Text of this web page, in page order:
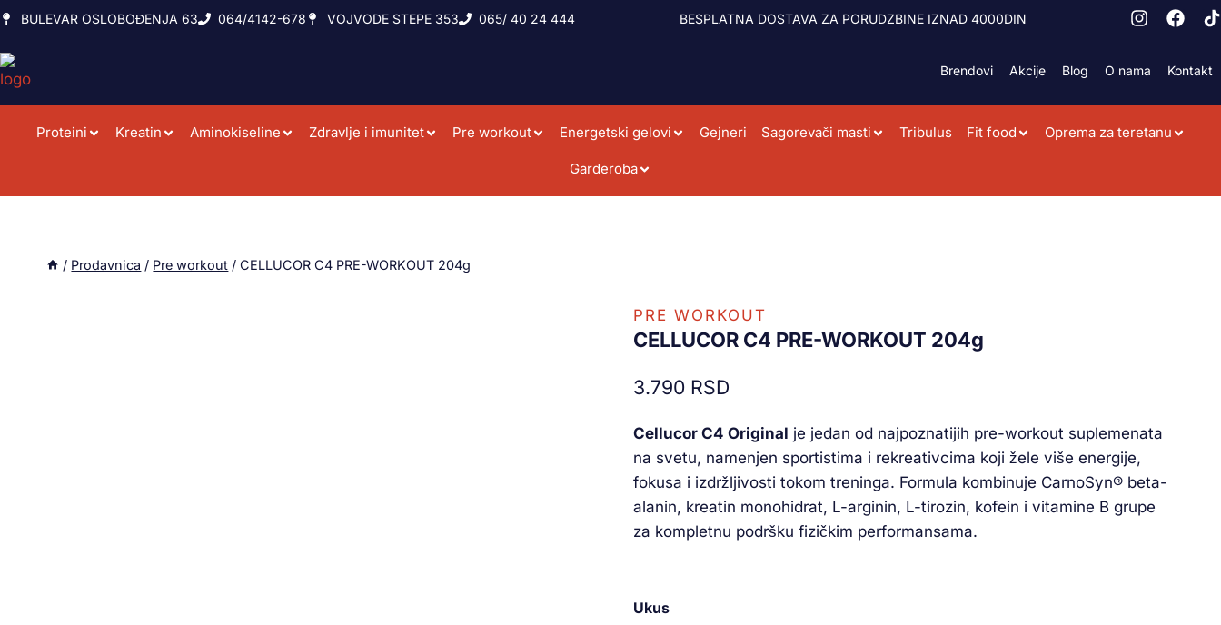
BULEVAR OSLOBOĐENJA 63 064/4142-678 VOJVODE STEPE 353 065/ 40 24 444 BESPLATNA DOSTAVA ZA PORUDZBINE IZNAD 4000DIN
Brendovi Akcije Blog O nama Kontakt
Proteini Kreatin Aminokiseline Zdravlje i imunitet Pre workout Energetski gelovi Gejneri Sagorevači masti Tribulus Fit food Oprema za teretanu
Garderoba
/ Prodavnica / Pre workout / CELLUCOR C4 PRE-WORKOUT 204g
PRE WORKOUT
CELLUCOR C4 PRE-WORKOUT 204g
3.790 RSD
Cellucor C4 Original je jedan od najpoznatijih pre-workout suplemenata
na svetu, namenjen sportistima i rekreativcima koji žele više energije,
fokusa i izdržljivosti tokom treninga. Formula kombinuje CarnoSyn® beta-
alanin, kreatin monohidrat, L-arginin, L-tirozin, kofein i vitamine B grupe
za kompletnu podršku fizičkim performansama.
Ukus